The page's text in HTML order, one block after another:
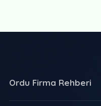
Ordu Firma Rehberi